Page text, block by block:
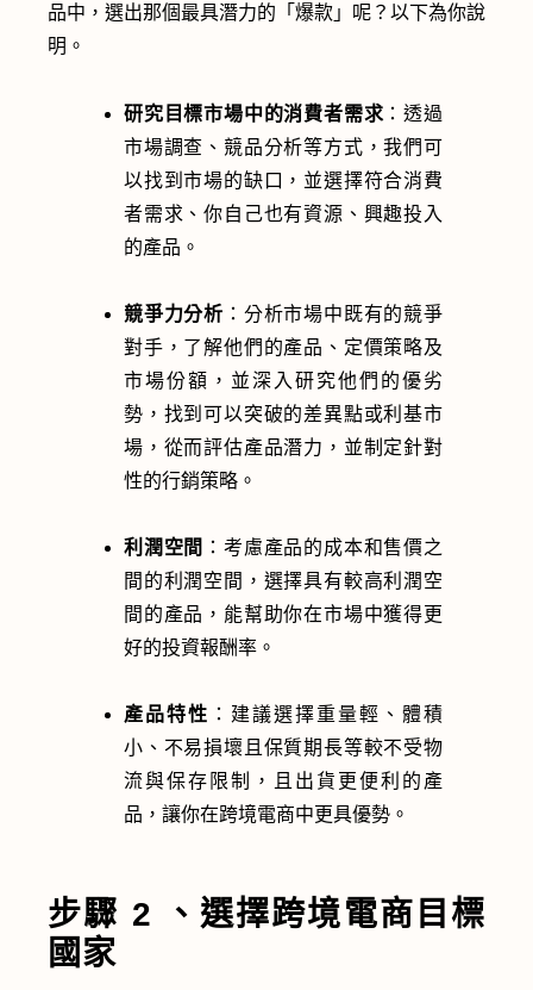
品中，選出那個最具潛力的「爆款」呢？以下為你說
明。
研究目標市場中的消費者需求 ：透過
市場調查、競品分析等方式，我們可
以找到市場的缺口，並選擇符合消費
者需求、你自己也有資源、興趣投入
的產品。
競爭力分析 ：分析市場中既有的競爭
對手，了解他們的產品、定價策略及
市場份額，並深入研究他們的優劣
勢，找到可以突破的差異點或利基市
場，從而評估產品潛力，並制定針對
性的行銷策略。
利潤空間 ：考慮產品的成本和售價之
間的利潤空間，選擇具有較高利潤空
間的產品，能幫助你在市場中獲得更
好的投資報酬率。
產品特性 ： 建議選擇重量輕、體積
小、不易損壞且保質期長等較不受物
流與保存限制，且出貨更便利 的產
品， 讓你在跨境電商中更具優勢。
步驟 2 、 選擇跨境電商目標
國家